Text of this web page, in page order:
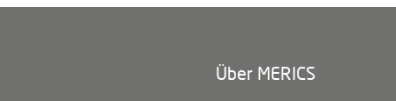
Über MERICS